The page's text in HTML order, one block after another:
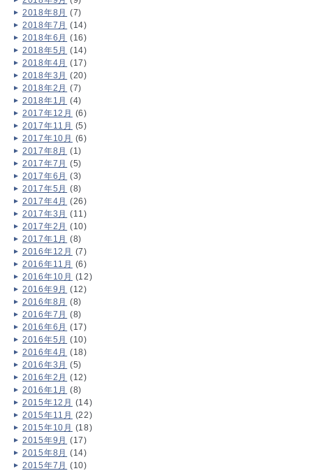
2018年8月 (7)
2018年7月 (14)
2018年6月 (16)
2018年5月 (14)
2018年4月 (17)
2018年3月 (20)
2018年2月 (7)
2018年1月 (4)
2017年12月 (6)
2017年11月 (5)
2017年10月 (6)
2017年8月 (1)
2017年7月 (5)
2017年6月 (3)
2017年5月 (8)
2017年4月 (26)
2017年3月 (11)
2017年2月 (10)
2017年1月 (8)
2016年12月 (7)
2016年11月 (6)
2016年10月 (12)
2016年9月 (12)
2016年8月 (8)
2016年7月 (8)
2016年6月 (17)
2016年5月 (10)
2016年4月 (18)
2016年3月 (5)
2016年2月 (12)
2016年1月 (8)
2015年12月 (14)
2015年11月 (22)
2015年10月 (18)
2015年9月 (17)
2015年8月 (14)
2015年7月 (10)